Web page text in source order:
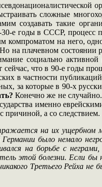
сложные
создавать такие
е годы в СССР, процесс
на него,
плачевном состоянии
социально
что в 90-е годы
в частности
за которые в 90-х
Конечно же не
именно
причиной, а со следствием.
на их
было немало
на борьбе с
этой болезни. Если бы
Третьего Рейха